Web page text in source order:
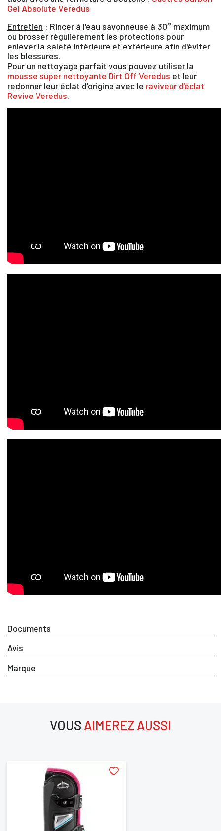
Documents
Avis
Marque
Gel Absolute Veredus
Entretien : Rincer à l'eau savonneuse à 30° maximum
ou brosser régulièrement les protections pour
enlever la saleté intérieure et extérieure afin d'éviter
les blessures.
Pour un nettoyage parfait vous pouvez utiliser la
mousse super nettoyante Dirt Off Veredus et leur
redonner leur éclat d'origine avec le raviveur d'éclat
Revive Veredus.
VOUS AIMEREZ AUSSI
×
ANNULER